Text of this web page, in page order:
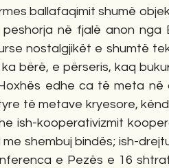
ballafaqimit shumë
në fjalë anon nga
nostalgjikët e shumtë
ka bërë, e përseris, kaq
edhe ca të meta në
të metave kryesore,
ish-kooperativizmit
me shembuj bindës; ish-
e Pezës e 16